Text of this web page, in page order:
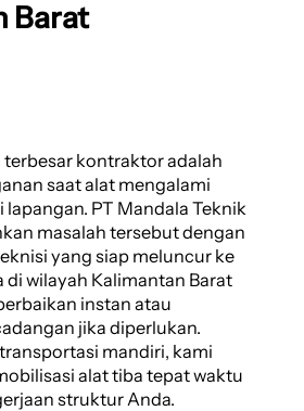
Barat
terbesar kontraktor adalah
saat alat mengalami
PT Mandala Teknik
masalah tersebut dengan
yang siap meluncur ke
di wilayah Kalimantan Barat
instan atau
jika diperlukan.
mandiri, kami
alat tiba tepat waktu
struktur Anda.